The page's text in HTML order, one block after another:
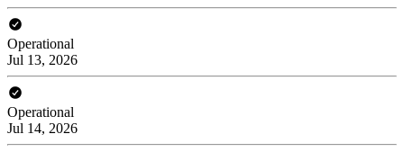
Operational
Jul 13, 2026
Operational
Jul 14, 2026